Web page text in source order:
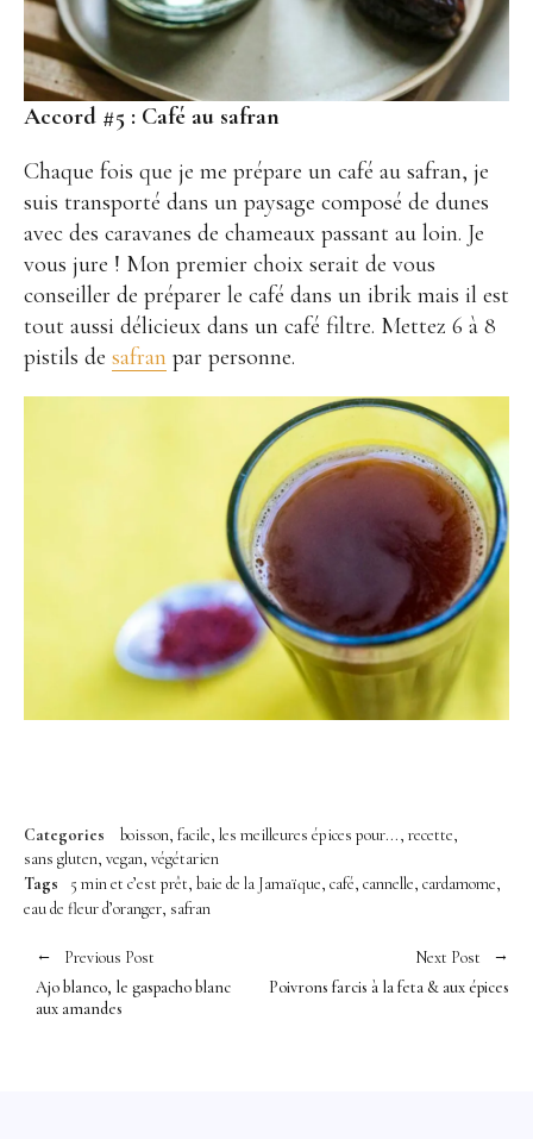
Accord #5 : Café au safran
Chaque fois que je me prépare un café au safran, je
suis transporté dans un paysage composé de dunes
avec des caravanes de chameaux passant au loin. Je
vous jure ! Mon premier choix serait de vous
conseiller de préparer le café dans un ibrik mais il est
tout aussi délicieux dans un café filtre. Mettez 6 à 8
pistils de safran par personne.
Categories boisson facile les meilleures épices pour... recette
sans gluten vegan végétarien
Tags
5 min et c’est prêt baie de la Jamaïque café cannelle cardamome
eau de fleur d’oranger safran
Previous Post
Ajo blanco, le gaspacho blanc
aux amandes
Next Post
Poivrons farcis à la feta & aux épices